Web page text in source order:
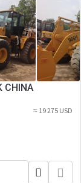
CHINA
≈ 19 275 USD